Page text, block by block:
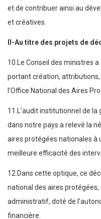
et de contribuer ainsi au
et créatives.
II-Au titre des projets de
10.Le Conseil des ministres
portant création,
l’Office National des Aires
11.L’audit institutionnel de
dans notre pays a relevé la
aires protégées nationales à
meilleure efficacité des
12.Dans cette optique, ce
national des aires
administratif, doté de
financière.